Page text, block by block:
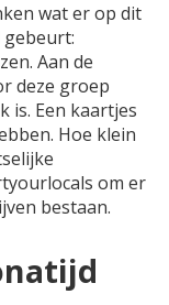
wat er op dit
gebeurt:
Aan de
deze groep
is. Een kaartjes
Hoe klein
om er
bestaan.